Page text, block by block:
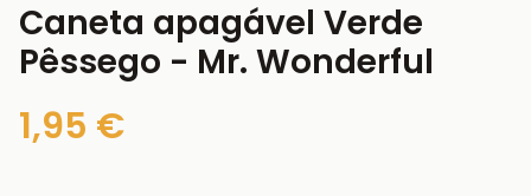
Caneta apagável Verde
Pêssego - Mr. Wonderful
1,95 €